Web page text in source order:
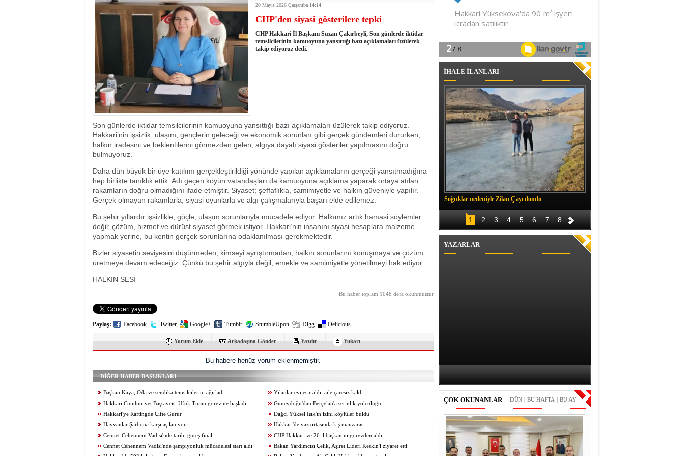
17:35- Hakkari'ye Raftingde Çifte Gurur
17:32- Dağcı Yüksel Işık'ın izini köylüler buldu
17:30- Hayvanlar Şarbona karşı aşılanıyor
17:27 - Hakkari'de yaz ortasında kış manzarası
19:22- Cennet-Cehennem Vadisi'nde tarihi güreş finali
19:19 - CHP Hakkari ve 26 il başkanını görevden aldı
19:17- Cennet Cehennem Vadisi'nde şampiyonluk mücadelesi start aldı
19:13- Bakan Yardımcısı Çelik, Aşiret Lideri Keskin'i ziyaret etti
19:10- Hakkari'de 503 kilogram Esrar ele geçirildi
19:08- Bakan Yardımcısı Ali Çelik Hakkari’de sevgi seli
20 Mayıs 2026 Çarşamba 14:14
CHP'den siyasi gösterilere tepki
CHP Hakkari İl Başkanı Suzan Çakırbeyli, Son günlerde iktidar
temsilcilerinin kamuoyuna yansıttığı bazı açıklamaları üzülerek
takip ediyoruz dedi.
Son günlerde iktidar temsilcilerinin kamuoyuna yansıttığı bazı açıklamaları üzülerek takip ediyoruz.
Hakkari’nin işsizlik, ulaşım, gençlerin geleceği ve ekonomik sorunları gibi gerçek gündemleri dururken;
halkın iradesini ve beklentilerini görmezden gelen, algıya dayalı siyasi gösteriler yapılmasını doğru
bulmuyoruz.
Daha dün büyük bir üye katılımı gerçekleştirildiği yönünde yapılan açıklamaların gerçeği yansıtmadığına
hep birlikte tanıklık ettik. Adı geçen köyün vatandaşları da kamuoyuna açıklama yaparak ortaya atılan
rakamların doğru olmadığını ifade etmiştir. Siyaset; şeffaflıkla, samimiyetle ve halkın güveniyle yapılır.
Gerçek olmayan rakamlarla, siyasi oyunlarla ve algı çalışmalarıyla başarı elde edilemez.
Bu şehir yıllardır işsizlikle, göçle, ulaşım sorunlarıyla mücadele ediyor. Halkımız artık hamasi söylemler
değil; çözüm, hizmet ve dürüst siyaset görmek istiyor. Hakkari’nin insanını siyasi hesaplara malzeme
yapmak yerine, bu kentin gerçek sorunlarına odaklanılması gerekmektedir.
Bizler siyasetin seviyesini düşürmeden, kimseyi ayrıştırmadan, halkın sorunlarını konuşmaya ve çözüm
üretmeye devam edeceğiz. Çünkü bu şehir algıyla değil, emekle ve samimiyetle yönetilmeyi hak ediyor.
HALKIN SESİ
Bu haber toplam 1048 defa okunmuştur
Paylaş: Facebook Twitter Google+ Tumblr StumbleUpon Digg Delicious
Yorum Ekle Arkadaşına Gönder Yazdır Yukarı
Bu habere henüz yorum eklenmemiştir.
DİĞER HABER BAŞLIKLARI
Başkan Kaya, Oda ve sendika temsilcilerini ağırladı
Yılanlar evi esir aldı, aile çaresiz kaldı
Hakkari Cumhuriyet Başsavcısı Ufuk Turan görevine başladı
Güneydoğu'dan Berçelan'a serinlik yolculuğu
Hakkari'ye Raftingde Çifte Gurur
Dağcı Yüksel Işık'ın izini köylüler buldu
Hayvanlar Şarbona karşı aşılanıyor
Hakkari'de yaz ortasında kış manzarası
Cennet-Cehennem Vadisi'nde tarihi güreş finali
CHP Hakkari ve 26 il başkanını görevden aldı
Cennet Cehennem Vadisi'nde şampiyonluk mücadelesi start aldı
Bakan Yardımcısı Çelik, Aşiret Lideri Keskin'i ziyaret etti
İHALE İLANLARI
Soğuklar nedeniyle Zilan Çayı dondu
1 2 3 4 5 6 7 8
YAZARLAR
ÇOK OKUNANLAR BU AY
|
BU HAFTA
|
DÜN